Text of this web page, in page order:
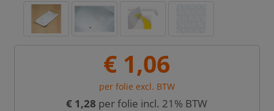
€ 1,06
per folie excl. BTW
€ 1,28 per folie incl. 21% BTW